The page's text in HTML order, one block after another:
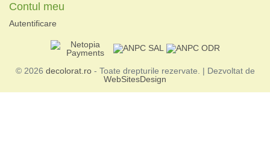
Contul meu
Autentificare
© 2026 decolorat.ro- Toate drepturile rezervate. | Dezvoltat de
WebSitesDesign